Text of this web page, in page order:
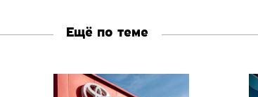
Ещё по теме